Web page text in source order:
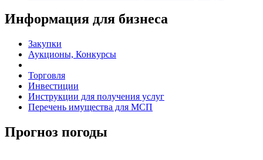
Информация для бизнеса
Закупки
Аукционы, Конкурсы
Торговля
Инвестиции
Инструкции для получения услуг
Перечень имущества для МСП
Прогноз погоды